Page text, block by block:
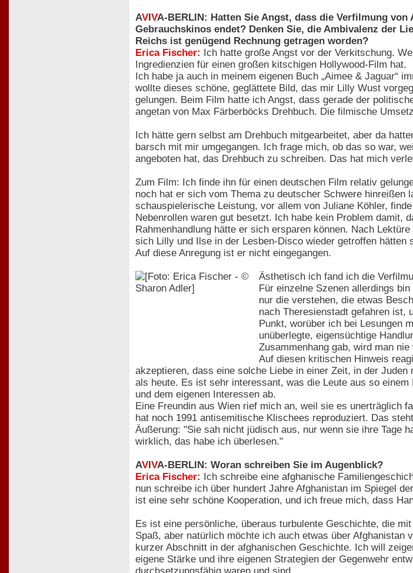
AVIVA-BERLIN: Hatten Sie Angst, dass die Verfilmung
Gebrauchskinos endet? Denken Sie, die Ambivalenz der
Reichs ist genügend Rechnung getragen worden?
Erica Fischer: Ich hatte große Angst vor der Verkitschung.
Ingredienzien für einen großen kitschigen Hollywood-Film hat.
Ich habe ja auch in meinem eigenen Buch „Aimee & Jaguar“
wollte dieses schöne, geglättete Bild, das mir Lilly Wust
gelungen. Beim Film hatte ich Angst, dass gerade der
angetan von Max Färberböcks Drehbuch. Die filmische
Ich hätte gern selbst am Drehbuch mitgearbeitet, aber da
barsch mit mir umgegangen. Ich frage mich, ob das so war,
angeboten hat, das Drehbuch zu schreiben. Das hat mich
Zum Film: Ich finde ihn für einen deutschen Film relativ
noch hat er sich vom Thema zu deutscher Schwere
schauspielerische Leistung, vor allem von Juliane Köhler,
Nebenrollen waren gut besetzt. Ich habe kein Problem
Rahmenhandlung hätte er sich ersparen können. Nach
sich Lilly und Ilse in der Lesben-Disco wieder getroffen
Auf diese Anregung ist er nicht eingegangen.
Ästhetisch ich fand ich die
Für einzelne Szenen allerdings
nur die verstehen, die etwas
nach Theresienstadt gefahren ist,
Punkt, worüber ich bei Lesungen
unüberlegte, eigensüchtige
Zusammenhang gab, wird man
Auf diesen kritischen Hinweis
akzeptieren, dass eine solche Liebe in einer Zeit, in der
als heute. Es ist sehr interessant, was die Leute aus so
und dem eigenen Interessen ab.
Eine Freundin aus Wien rief mich an, weil sie es unerträglich
hat noch 1991 antisemitische Klischees reproduziert. Das
Äußerung: "Sie sah nicht jüdisch aus, nur wenn sie ihre Tage
wirklich, das habe ich überlesen."
AVIVA-BERLIN: Woran schreiben Sie im Augenblick?
Erica Fischer: Ich schreibe eine afghanische
nun schreibe ich über hundert Jahre Afghanistan im Spiegel
ist eine sehr schöne Kooperation, und ich freue mich, dass
Es ist eine persönliche, überaus turbulente Geschichte, die
Spaß, aber natürlich möchte ich auch etwas über Afghanistan
kurzer Abschnitt in der afghanischen Geschichte. Ich will
eigene Stärke und ihre eigenen Strategien der Gegenwehr